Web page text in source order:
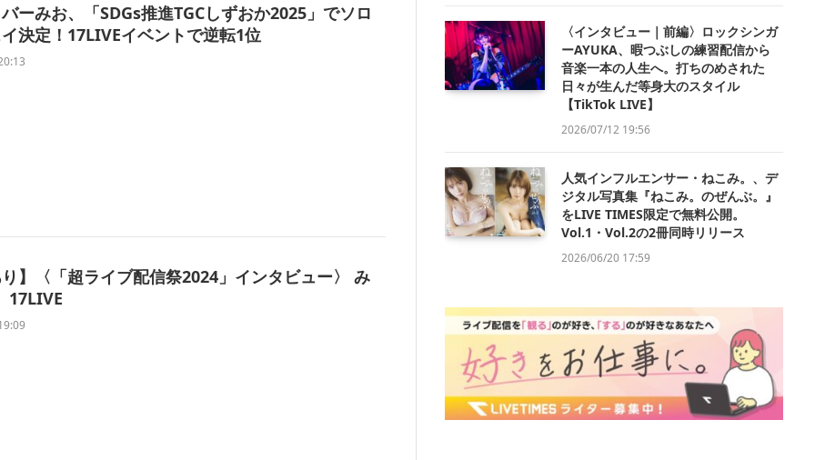
ーみお、「SDGs推進TGCしずおか2025」でソロ
決定！17LIVEイベントで逆転1位
】〈「超ライブ配信祭2024」インタビュー〉 み
17LIVE
〈インタビュー｜前編〉ロックシンガ
ーAYUKA、暇つぶしの練習配信から
音楽一本の人生へ。打ちのめされた
日々が生んだ等身大のスタイル
【TikTok LIVE】
2026/07/12 19:56
人気インフルエンサー・ねこみ。、デ
ジタル写真集『ねこみ。のぜんぶ。』
をLIVE TIMES限定で無料公開。
Vol.1・Vol.2の2冊同時リリース
2026/06/20 17:59